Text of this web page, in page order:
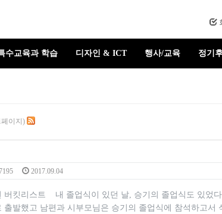
수교육과 학습 디자인 & ICT 행사/교육 정기
페이지)
2017.09.04
버킷리스트 내 졸업식이 있던 날, 승기의 졸업식도 있었
출발했고 남편과 시부모님은 승기의 졸업식에 참석하고서